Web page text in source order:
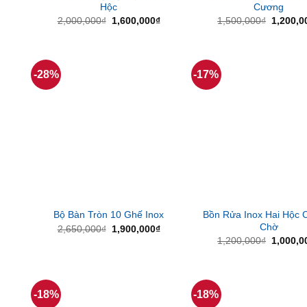
Hộc
2,000,000₫ Giá
1,600,000₫Giá
1,600,000₫.
Cương
1,500,000₫ Giá
-28%
Bộ Bàn Tròn 10 Ghế Inox
2,650,000₫ Giá
1,900,000₫Giá
-17%
Bồn Rửa Inox Hai Hộc
Chờ
1,200,000₫ Giá
-18% -18%